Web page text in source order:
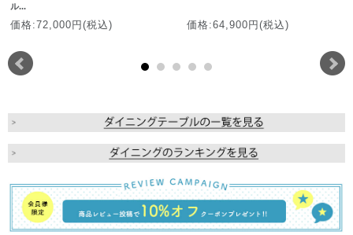
ル...
価格:72,000円(税込) 価格:64,900円(税込)